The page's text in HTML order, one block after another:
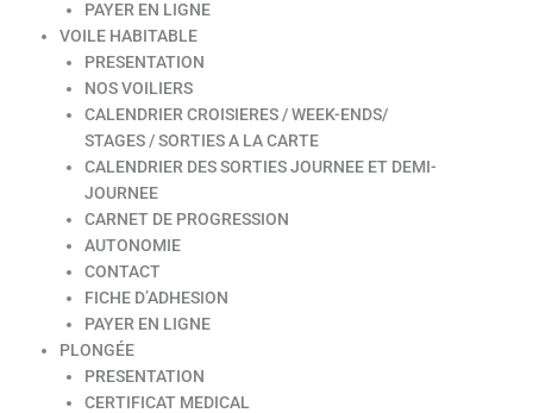
PAYER EN LIGNE
VOILE HABITABLE
PRESENTATION
NOS VOILIERS
CALENDRIER CROISIERES / WEEK-ENDS/
STAGES / SORTIES A LA CARTE
CALENDRIER DES SORTIES JOURNEE ET DEMI-
JOURNEE
CARNET DE PROGRESSION
AUTONOMIE
CONTACT
FICHE D’ADHESION
PAYER EN LIGNE
PLONGÉE
PRESENTATION
CERTIFICAT MEDICAL